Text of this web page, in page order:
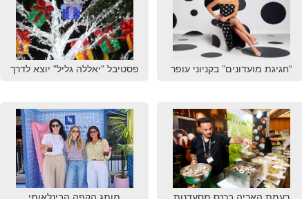
“חגיגת מועדונים” בקניוני עופר פסטיבל "יאללה גליל" יוצא לדרך